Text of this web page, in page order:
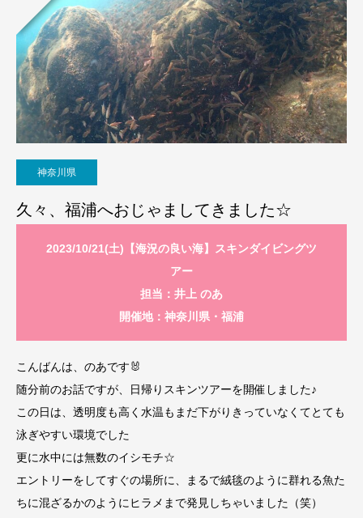
神奈川県
久々、福浦へおじゃましてきました☆
2023/10/21(土)【海況の良い海】スキンダイビングツ
アー
担当：井上 のあ
開催地：神奈川県・福浦
こんばんは、のあです🐰
随分前のお話ですが、日帰りスキンツアーを開催しました♪
この日は、透明度も高く水温もまだ下がりきっていなくてとても
泳ぎやすい環境でした
更に水中には無数のイシモチ☆
エントリーをしてすぐの場所に、まるで絨毯のように群れる魚た
ちに混ざるかのようにヒラメまで発見しちゃいました（笑）